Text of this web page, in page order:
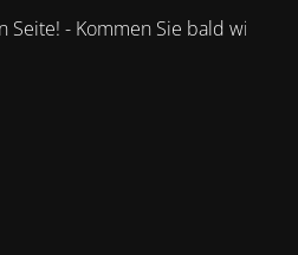
- Kommen Sie bald wieder.